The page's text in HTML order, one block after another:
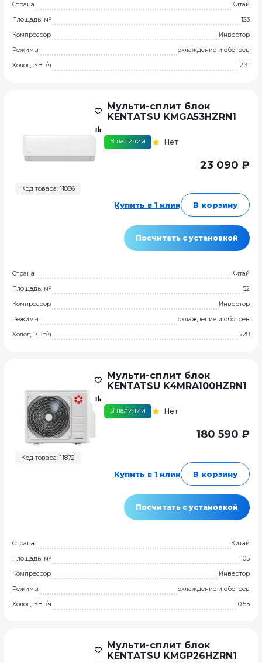
Страна
Китай
Площадь, м²
123
Компрессор
Инвертор
Режимы
охлаждение и обогрев
Холод, КВт/ч
12.31
Код товара: 11886
Мульти-сплит блок
KENTATSU KMGA53HZRN1
В наличии Нет
23 090 ₽
Купить в 1 клик В корзину
Посчитать с установкой
Страна
Китай
Площадь, м²
52
Компрессор
Инвертор
Режимы
охлаждение и обогрев
Холод, КВт/ч
5.28
Код товара: 11872
Мульти-сплит блок
KENTATSU K4MRA100HZRN1
В наличии Нет
180 590 ₽
Купить в 1 клик В корзину
Посчитать с установкой
Страна
Китай
Площадь, м²
105
Компрессор
Инвертор
Режимы
охлаждение и обогрев
Холод, КВт/ч
10.55
Мульти-сплит блок
KENTATSU KMGP26HZRN1